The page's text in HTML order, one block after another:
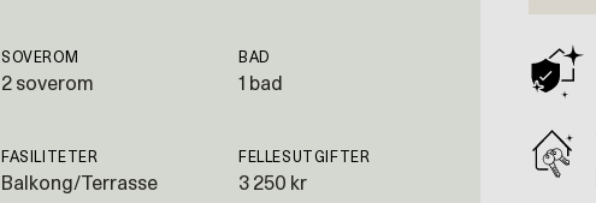
SOVEROM
2 soverom
BAD
1 bad
FASILITETER
Balkong/Terrasse
FELLESUTGIFTER
3 250 kr